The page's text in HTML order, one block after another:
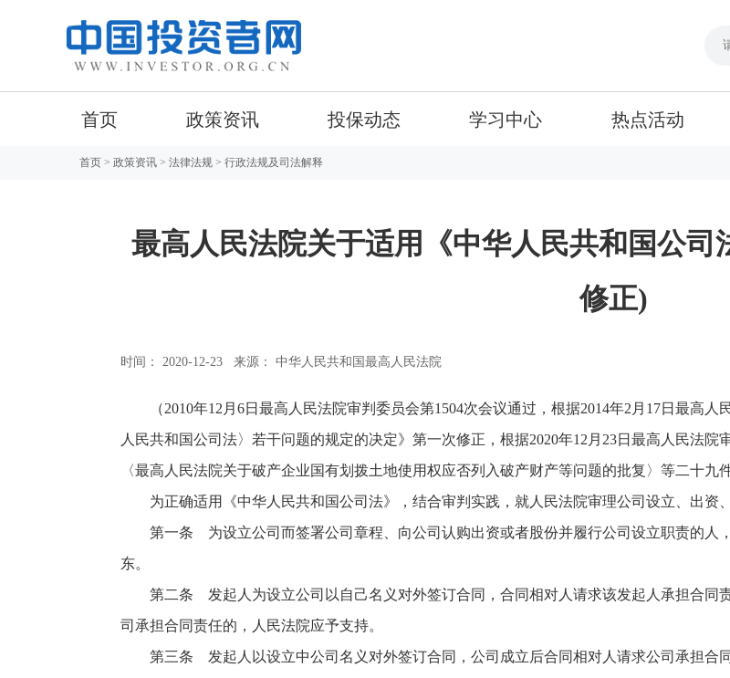
首页 政策资讯 投保动态 学习中心 热点活动
首页 > 政策资讯 > 法律法规 > 行政法规及司法解释
最高人民法院关于适用《中华人民共和国公司
修正)
时间： 2020-12-23 来源： 中华人民共和国最高人民法院
（2010年12月6日最高人民法院审判委员会第1504次会议通过，根据2014年2月17日最高人
人民共和国公司法〉若干问题的规定的决定》第一次修正，根据2020年12月23日最高人民法
〈最高人民法院关于破产企业国有划拨土地使用权应否列入破产财产等问题的批复〉等二十九
为正确适用《中华人民共和国公司法》，结合审判实践，就人民法院审理公司设立、出资
第一条 为设立公司而签署公司章程、向公司认购出资或者股份并履行公司设立职责的人
东。
第二条 发起人为设立公司以自己名义对外签订合同，合同相对人请求该发起人承担合同
司承担合同责任的，人民法院应予支持。
第三条 发起人以设立中公司名义对外签订合同，公司成立后合同相对人请求公司承担合同